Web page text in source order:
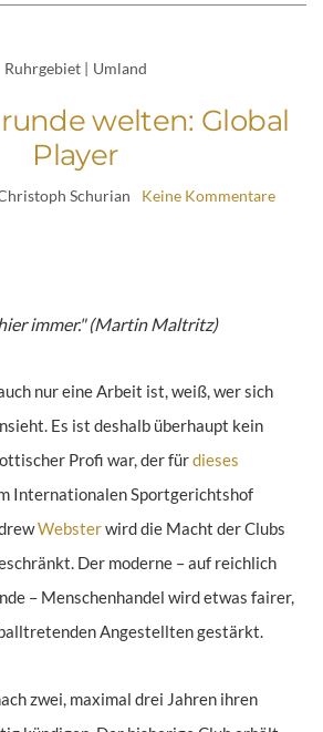
Ruhrgebiet Umland
welten: Global
Player
Schurian Keine Kommentare
immer." (Martin Maltritz)
nur eine Arbeit ist, weiß, wer sich
Es ist deshalb überhaupt kein
Profi war, der fürdieses
Internationalen Sportgerichtshof
Websterwird die Macht der Clubs
Der moderne – auf reichlich
– Menschenhandel wird etwas fairer,
Angestellten gestärkt.
zwei, maximal drei Jahren ihren